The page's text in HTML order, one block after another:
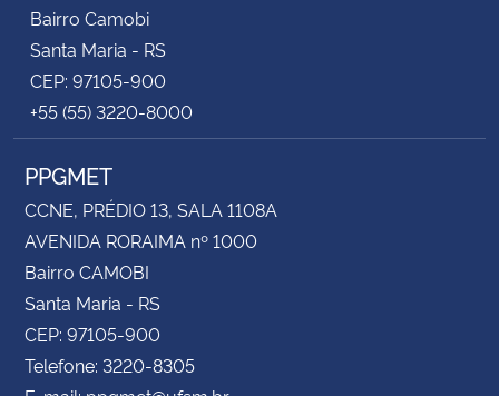
Bairro Camobi
Santa Maria - RS
CEP: 97105-900
+55 (55) 3220-8000
PPGMET
CCNE, PRÉDIO 13, SALA 1108A
AVENIDA RORAIMA nº 1000
Bairro CAMOBI
Santa Maria - RS
CEP: 97105-900
Telefone: 3220-8305